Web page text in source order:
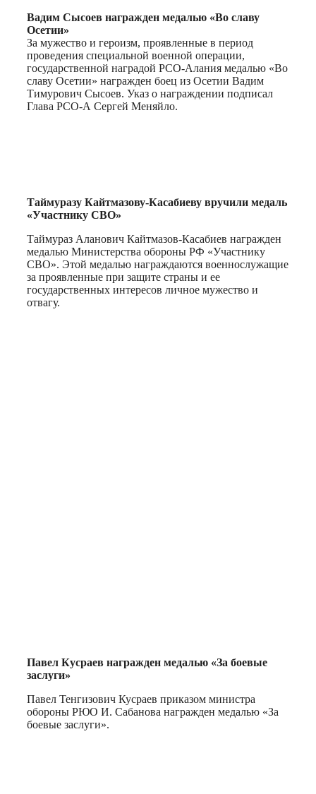
Вадим Сысоев награжден медалью «Во славу
Осетии»
За мужество и героизм, проявленные в период
проведения специальной военной операции,
государственной наградой РСО-Алания медалью «Во
славу Осетии» награжден боец из Осетии Вадим
Тимурович Сысоев. Указ о награждении подписал
Глава РСО-А Сергей Меняйло.
Таймуразу Кайтмазову-Касабиеву вручили медаль
«Участнику СВО»
Таймураз Аланович Кайтмазов-Касабиев награжден
медалью Министерства обороны РФ «Участнику
СВО». Этой медалью награждаются военнослужащие
за проявленные при защите страны и ее
государственных интересов личное мужество и
отвагу.
Павел Кусраев награжден медалью «За боевые
заслуги»
Павел Тенгизович Кусраев приказом министра
обороны РЮО И. Сабанова награжден медалью «За
боевые заслуги».